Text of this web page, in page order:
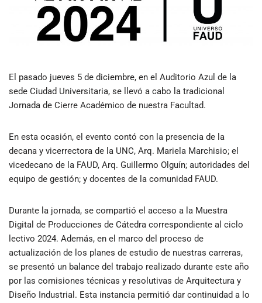
El pasado jueves 5 de diciembre, en el Auditorio Azul de la
sede Ciudad Universitaria, se llevó a cabo la tradicional
Jornada de Cierre Académico de nuestra Facultad.
En esta ocasión, el evento contó con la presencia de la
decana y vicerrectora de la UNC, Arq. Mariela Marchisio; el
vicedecano de la FAUD, Arq. Guillermo Olguín; autoridades del
equipo de gestión; y docentes de la comunidad FAUD.
Durante la jornada, se compartió el acceso a la Muestra
Digital de Producciones de Cátedra correspondiente al ciclo
lectivo 2024. Además, en el marco del proceso de
actualización de los planes de estudio de nuestras carreras,
se presentó un balance del trabajo realizado durante este año
por las comisiones técnicas y resolutivas de Arquitectura y
Diseño Industrial. Esta instancia permitió dar continuidad a lo